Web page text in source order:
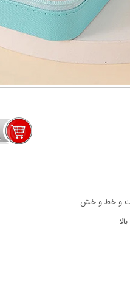
و خط و خش